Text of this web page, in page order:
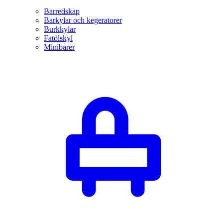
Barredskap
Barkylar och kegeratorer
Burkkylar
Fatölskyl
Minibarer